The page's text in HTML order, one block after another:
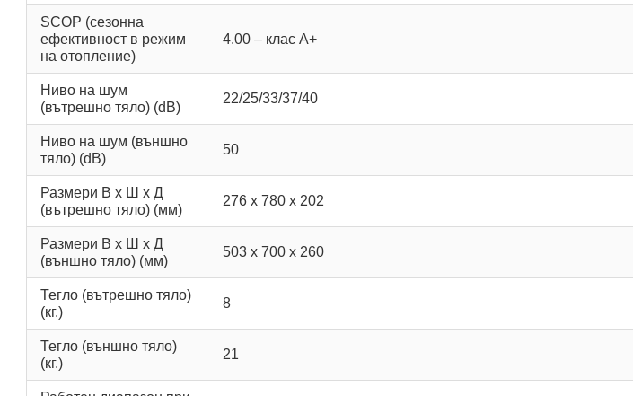
SCOP (сезонна
ефективност в режим
на отопление)
4.00 – клас А+
Ниво на шум
(вътрешно тяло) (dB)
22/25/33/37/40
Ниво на шум (външно
тяло) (dB)
50
Размери В х Ш х Д
(вътрешно тяло) (мм)
276 x 780 x 202
Размери В х Ш х Д
(външно тяло) (мм)
503 x 700 x 260
Тегло (вътрешно тяло)
(кг.)
8
Тегло (външно тяло)
(кг.)
21